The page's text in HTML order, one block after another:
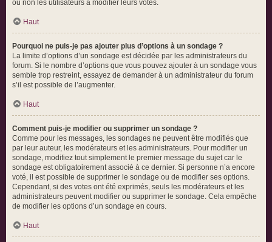
ou non les utilisateurs à modifier leurs votes.
Haut
Pourquoi ne puis-je pas ajouter plus d’options à un sondage ?
La limite d’options d’un sondage est décidée par les administrateurs du
forum. Si le nombre d’options que vous pouvez ajouter à un sondage vous
semble trop restreint, essayez de demander à un administrateur du forum
s’il est possible de l’augmenter.
Haut
Comment puis-je modifier ou supprimer un sondage ?
Comme pour les messages, les sondages ne peuvent être modifiés que
par leur auteur, les modérateurs et les administrateurs. Pour modifier un
sondage, modifiez tout simplement le premier message du sujet car le
sondage est obligatoirement associé à ce dernier. Si personne n’a encore
voté, il est possible de supprimer le sondage ou de modifier ses options.
Cependant, si des votes ont été exprimés, seuls les modérateurs et les
administrateurs peuvent modifier ou supprimer le sondage. Cela empêche
de modifier les options d’un sondage en cours.
Haut